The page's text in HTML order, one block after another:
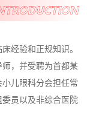
经验和正规知识。
，并受聘为首都某
儿眼科分会担任常
员以及非综合医院